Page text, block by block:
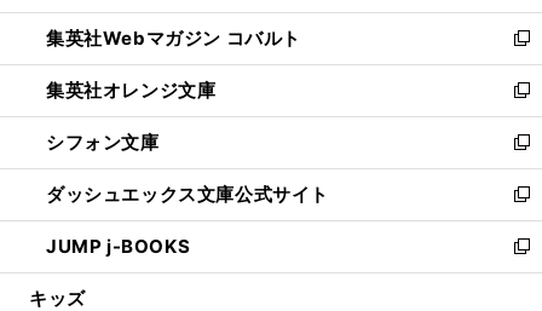
開
く
ウ
で
開
く
ン
ド
ウ
で
開
く
ウ
ィ
ン
ド
ウ
で
開
く
集英社Webマガジン コバルト
新
し
い
ウ
ィ
ン
ド
ウ
で
開
集英社オレンジ文庫
新
し
い
ウ
ィ
ン
ド
ウ
シフォン文庫
新
し
い
ウ
ィ
ン
ダッシュエックス文庫公式サイト
新
し
い
ウ
JUMP j-BOOKS
新
し
キッズ